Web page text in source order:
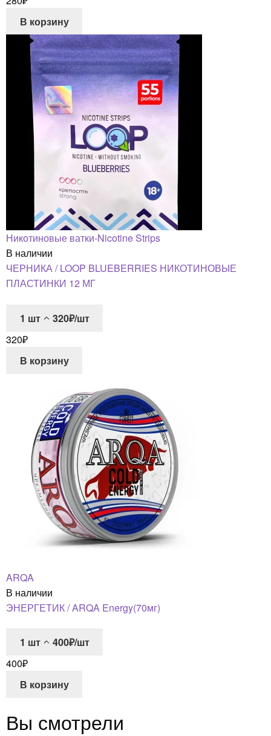
В корзину
Никотиновые ватки-Nicotine Strips
В наличии
ЧЕРНИКА / LOOP BLUEBERRIES НИКОТИНОВЫЕ
ПЛАСТИНКИ 12 МГ
1 шт
320₽/шт
320₽
В корзину
ARQA
В наличии
ЭНЕРГЕТИК / ARQA Energy(70мг)
1 шт
400₽/шт
400₽
В корзину
Вы смотрели